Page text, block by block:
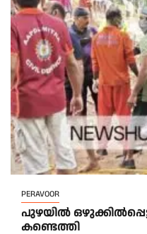
PERAVOOR
പുഴയിൽ
കണ്ടെത്തി